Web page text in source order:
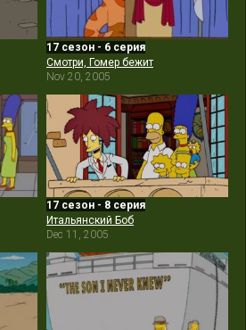
17 сезон - 6 серия
Смотри, Гомер бежит
Nov 20, 2005
17 сезон - 8 серия
Итальянский Боб
Dec 11, 2005